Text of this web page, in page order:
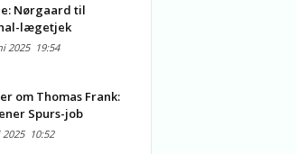
Nørgaard til
lægetjek
202519:54
om Thomas Frank:
Spurs-job
10:52